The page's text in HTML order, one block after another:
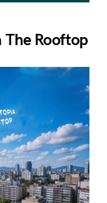
The Rooftop